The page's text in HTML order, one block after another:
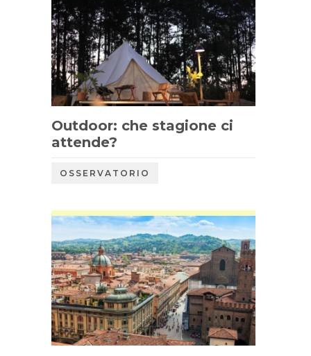
Outdoor: che stagione ci
attende?
OSSERVATORIO